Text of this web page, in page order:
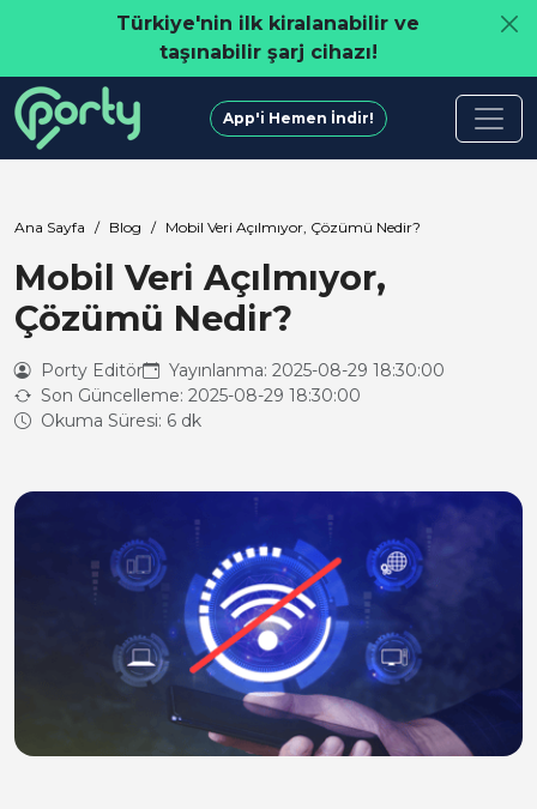
Türkiye'nin ilk kiralanabilir ve
taşınabilir şarj cihazı!
App'i Hemen İndir!
Ana Sayfa Blog Mobil Veri Açılmıyor, Çözümü Nedir?
Mobil Veri Açılmıyor,
Çözümü Nedir?
Porty Editör
Yayınlanma: 2025-08-29 18:30:00
Son Güncelleme: 2025-08-29 18:30:00
Okuma Süresi: 6 dk